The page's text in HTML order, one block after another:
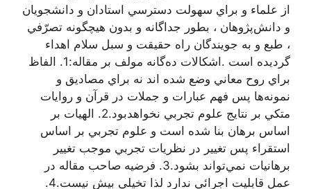
از علماء و براي‌ سهولت‌ دسترسي‌ استادان‌ و دانشجويان‌
و دانش‌پژوهان‌ ، بطور جداگانه‌ و بدون‌ هيچگونه‌ تصرّفي‌
، طبع‌ و به‌ جويندگان‌ راه‌ حقيقت‌ و سبل‌ سلام‌ اهداء
گرديده‌ است‌ .اشكالات ده‌گانه مولف بر مقاله:1. الفاظ
براي روح معاني وضع شده اند نه براي مصاديق و
نمونه‌ها پس فهم عبارات و جملات در قرآن و روايات
متكي بر نتايج علوم تجربي نخواهدبود.2. الهيات بر
اساس برهان بنا شده است و علوم تجربي بر اساس
استقراء پس تغيير در نظريات تجربي موجب تغيير
برهانيات نمي‌تواند بشود.3. فرضيه صاحب مقاله در
عمل قابليت اجرائي ندارد لذا تخيلي بيش نيست.4.